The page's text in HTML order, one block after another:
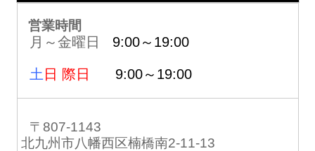
営業時間
月～金曜日 9:00～19:00
土 日 際日 9:00～19:00
〒807-1143
北九州市八幡西区楠橋南2-11-13